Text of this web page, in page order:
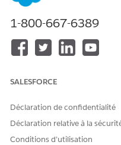
1-800-667-6389
SALESFORCE
Déclaration de confidentialité
Déclaration relative à la
Conditions d’utilisation